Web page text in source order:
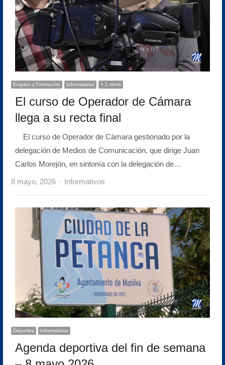
Empleo y Formación Informativos + 1 more
El curso de Operador de Cámara
llega a su recta final
El curso de Operador de Cámara gestionado por la
delegación de Medios de Comunicación, que dirige Juan
Carlos Morejón, en sintonía con la delegación de…
8 mayo, 2026 Author
Informativos
Deportes Informativos
Agenda deportiva del fin de semana